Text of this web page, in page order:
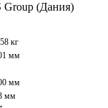
(Дания)
кг
мм
мм
мм